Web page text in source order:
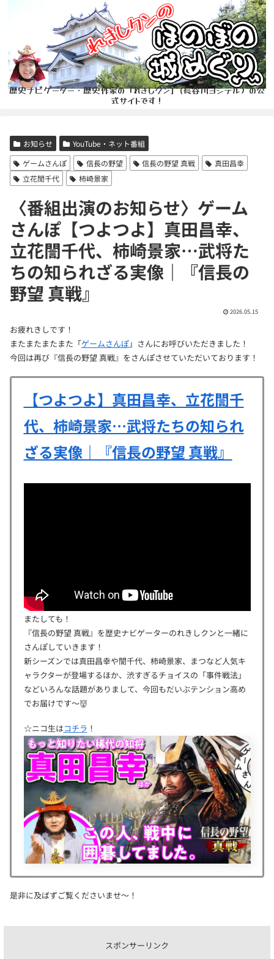
歴史ナビゲーター・歴史作家の「れきしクン」(長谷川ヨシテル）の公
式サイトです！
お知らせ
YouTube・ネット番組
ゲームさんぽ
信長の野望 信長の野望 真戦
真田昌幸
立花誾千代
柿崎景家
〈番組出演のお知らせ〉ゲーム
さんぽ【つよつよ】真田昌幸、
立花誾千代、柿崎景家…武将た
ちの知られざる実像｜『信長の
野望 真戦』
2026.05.15
お疲れきしです！
またまたまたまた「ゲームさんぽ」さんにお呼びいただきました！
今回は再び『信長の野望 真戦』をさんぽさせていただいております！
【つよつよ】真田昌幸、立花誾千
代、柿崎景家…武将たちの知られ
ざる実像｜『信長の野望 真戦』
またしても！
『信長の野望 真戦』を歴史ナビゲーターのれきしクンと一緒に
さんぽしていきます！
新シーズンでは真田昌幸や誾千代、柿崎景家、まつなど人気キ
ャラクターが登場するほか、渋すぎるチョイスの「事件戦法」
などいろんな話題がありまして、今回もだいぶテンション高め
でお届けです〜👹
☆ニコ生はコチラ ！
是非に及ばずご覧くださいませ〜！
スポンサーリンク